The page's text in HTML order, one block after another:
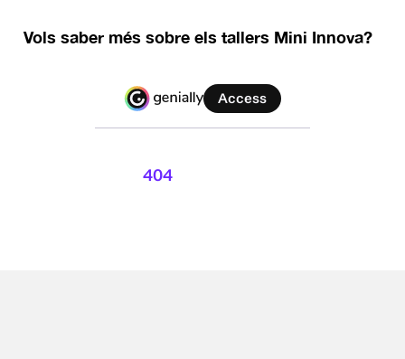
Vols saber més sobre els tallers Mini Innova?